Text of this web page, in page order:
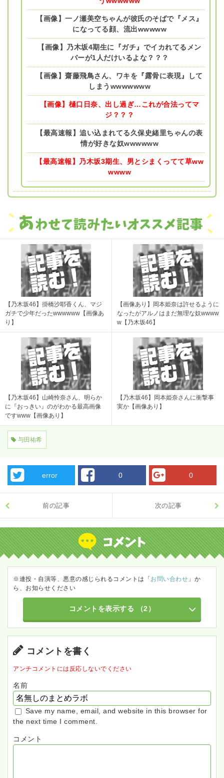
【画像】一ノ瀬美空ちゃんが彼氏のそばで『メス』
になってる顔、流出wwwww
【画像】乃木坂4期生に『ガチ』でイカれてるメン
バーが1人だけいるよな？？？
【画像】齋藤飛鳥さん、ワキを『露骨に表現』して
しまうwwwwwww
【画像】樋口日奈、出し過ぎ…これが合法ってマ
ジ？？？
【最高速報】追い込まれてる久保史緒里ちゃんの表
情が好きな奴wwwwww
【最高速報】乃木坂3期生、男とシまくってて草ww
wwww
【乃木坂46】掛橋沙耶香くん、マジ
ガチで少年だったwwwwww【画像あ
り】
【画像あり】岡本姫奈は許せるように
なったがアルノはまだ無理な奴wwww
w【乃木坂46】
【乃木坂46】山崎怜奈さん、明らか
に『おっきい』のがわかる最高画像
ですwww【画像あり】
【乃木坂46】岡本姫奈さんに衝撃事
実か【画像あり】
与田祐希
error 0 0
前の記事 次の記事
※連投・自演等、悪意の感じられるコメントは「 お問い合わせ 」か
ら、お知らせください
コメントを表示する （2）
コメントを書く
アンチコメントには反応しないでください
名前
Save my name, email, and website in this browser for
the next time I comment.
コメント